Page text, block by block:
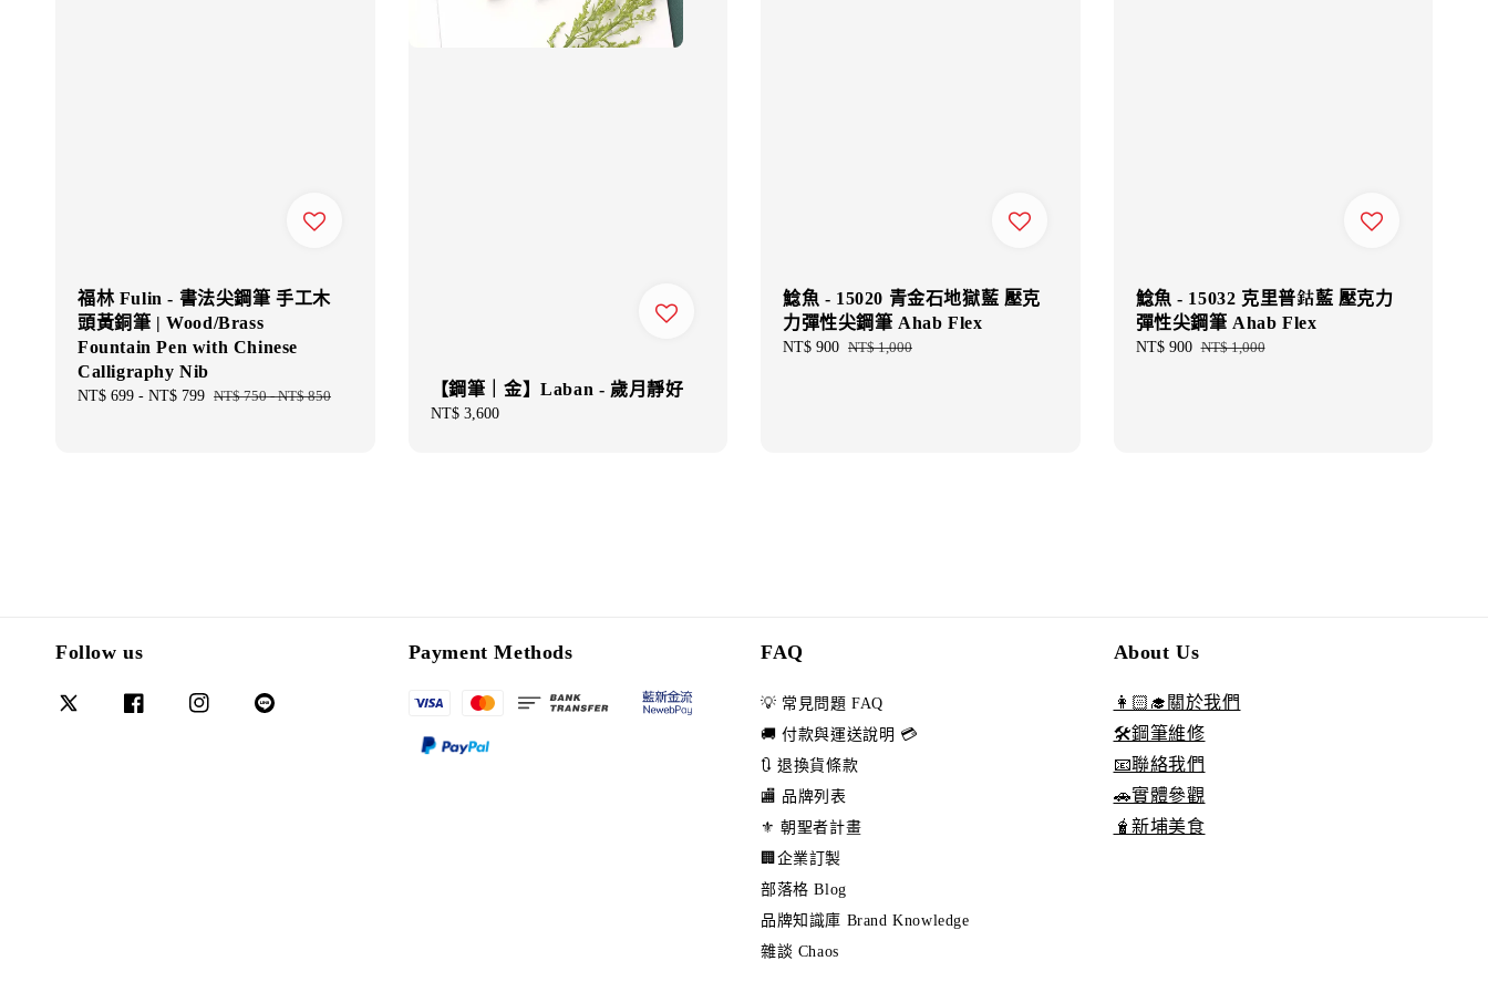
福林 Fulin - 書法尖鋼筆 手工木
頭黃銅筆 | Wood/Brass
Fountain Pen with Chinese
Calligraphy Nib
Sale
NT$ 699 - NT$ 799 Regular
NT$ 750-NT$ 850 【鋼筆｜金】Laban - 歲月靜好
Regular
NT$ 3,600
鯰魚 - 15020 青金石地獄藍 壓克
力彈性尖鋼筆 Ahab Flex
Sale
NT$ 900 Regular
NT$ 1,000
鯰魚 - 15032 克里普鈷藍 壓克力
彈性尖鋼筆 Ahab Flex
Sale
NT$ 900 Regular
NT$ 1,000
Follow us Payment Methods FAQ
💡 常見問題 FAQ
🚚 付款與運送說明 💳
🔃 退換貨條款
🏬 品牌列表
⚜️ 朝聖者計畫
🏢企業訂製
部落格 Blog
品牌知識庫 Brand Knowledge
雜談 Chaos
About Us
👩🏻‍🎓關於我們
🛠️鋼筆維修
📧聯絡我們
🚗實體參觀
🧋新埔美食